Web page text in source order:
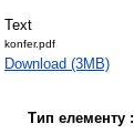
Text
konfer.pdf
Download (3MB)
Тип елементу :